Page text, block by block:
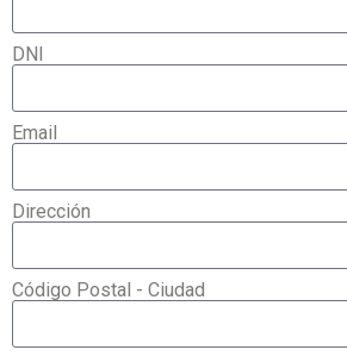
DNI
Email
Dirección
Código Postal - Ciudad